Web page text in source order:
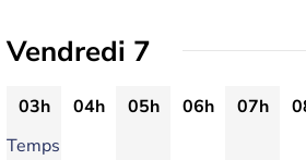
Vendredi 7
03h 04h 05h 06h 07h
Temps